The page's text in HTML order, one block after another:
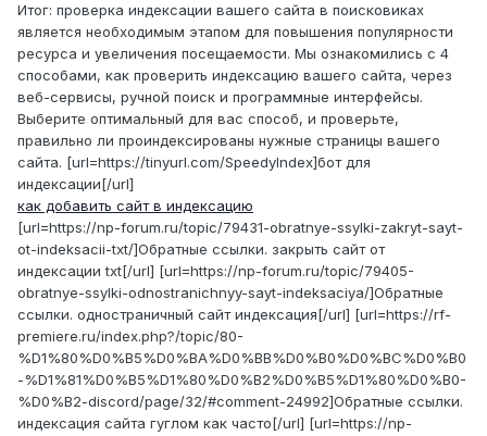
Итог: проверка индексации вашего сайта в поисковиках
является необходимым этапом для повышения популярности
ресурса и увеличения посещаемости. Мы ознакомились с 4
способами, как проверить индексацию вашего сайта, через
веб-сервисы, ручной поиск и программные интерфейсы.
Выберите оптимальный для вас способ, и проверьте,
правильно ли проиндексированы нужные страницы вашего
сайта. [url=https://tinyurl.com/SpeedyIndex]бот для
индексации[/url]
как добавить сайт в индексацию
[url=https://np-forum.ru/topic/79431-obratnye-ssylki-zakryt-sayt-
ot-indeksacii-txt/]Обратные ссылки. закрыть сайт от
индексации txt[/url] [url=https://np-forum.ru/topic/79405-
obratnye-ssylki-odnostranichnyy-sayt-indeksaciya/]Обратные
ссылки. одностраничный сайт индексация[/url] [url=https://rf-
premiere.ru/index.php?/topic/80-
%D1%80%D0%B5%D0%BA%D0%BB%D0%B0%D0%BC%D0%B0
-%D1%81%D0%B5%D1%80%D0%B2%D0%B5%D1%80%D0%B0-
%D0%B2-discord/page/32/#comment-24992]Обратные ссылки.
индексация сайта гуглом как часто[/url] [url=https://np-